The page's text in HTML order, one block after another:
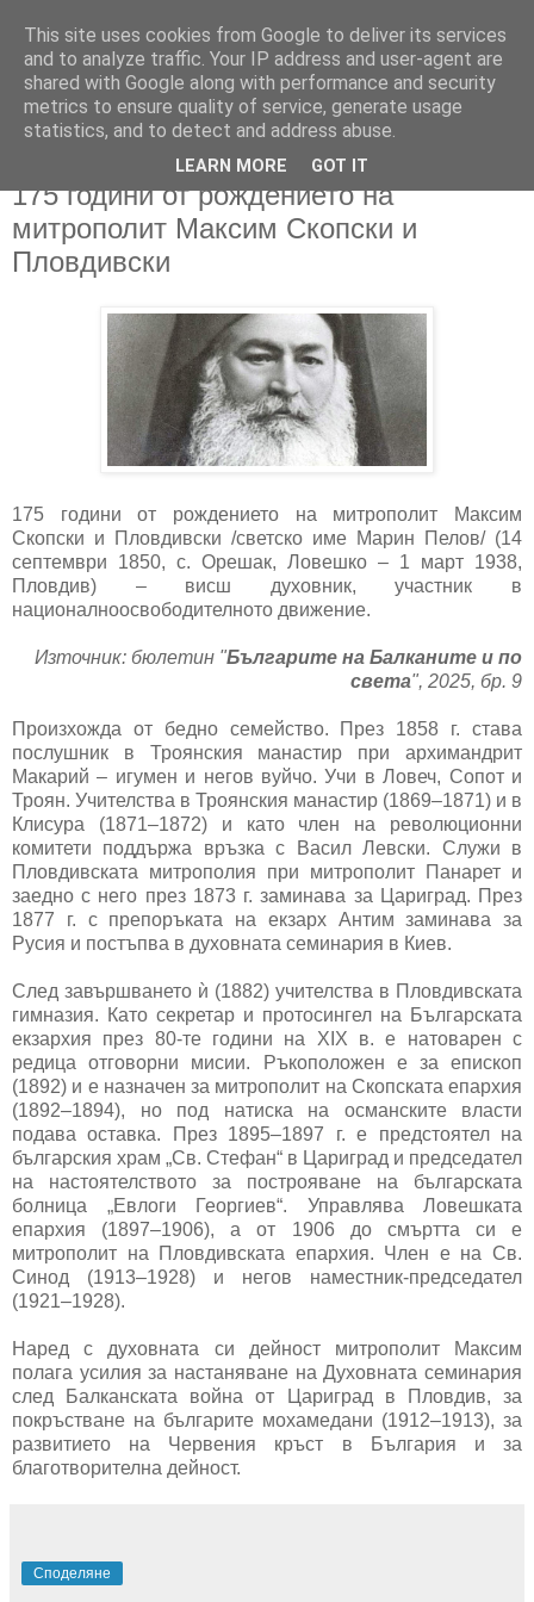
175 години от рождението на
митрополит Максим Скопски и
Пловдивски
175 години от рождението на митрополит Максим
Скопски и Пловдивски /светско име Марин Пелов/ (14
септември 1850, с. Орешак, Ловeшко – 1 март 1938,
Пловдив) – висш духовник, участник в
националноосвободителното движение.
Източник: бюлетин "Българите на Балканите и по
света", 2025, бр. 9
Произхожда от бедно семейство. През 1858 г. става
послушник в Троянския манастир при архимандрит
Макарий – игумен и негов вуйчо. Учи в Ловеч, Сопот и
Троян. Учителства в Троянския манастир (1869–1871) и в
Клисура (1871–1872) и като член на революционни
комитети поддържа връзка с Васил Левски. Служи в
Пловдивската митрополия при митрополит Панарет и
заедно с него през 1873 г. заминава за Цариград. През
1877 г. с препоръката на екзарх Антим заминава за
Русия и постъпва в духовната семинария в Киев.
След завършването ѝ (1882) учителства в Пловдивската
гимназия. Като секретар и протосингел на Българската
екзархия през 80-те години на XIX в. е натоварен с
редица отговорни мисии. Ръкоположен е за епископ
(1892) и е назначен за митрополит на Скопската епархия
(1892–1894), но под натиска на османските власти
подава оставка. През 1895–1897 г. е предстоятел на
българския храм „Св. Стефан“ в Цариград и председател
на настоятелството за построяване на българската
болница „Евлоги Георгиев“. Управлява Ловешката
епархия (1897–1906), а от 1906 до смъртта си е
митрополит на Пловдивската епархия. Член е на Св.
Синод (1913–1928) и негов наместник-председател
(1921–1928).
Наред с духовната си дейност митрополит Максим
полага усилия за настаняване на Духовната семинария
след Балканската война от Цариград в Пловдив, за
покръстване на българите мохамедани (1912–1913), за
развитието на Червения кръст в България и за
благотворителна дейност.
Споделяне
This site uses cookies from Google to deliver its services
and to analyze traffic. Your IP address and user-agent are
shared with Google along with performance and security
metrics to ensure quality of service, generate usage
statistics, and to detect and address abuse.
LEARN MORE GOT IT